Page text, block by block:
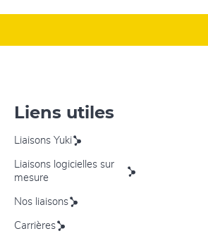
Liens utiles
Liaisons Yuki
Liaisons logicielles sur
mesure
Nos liaisons
Carrières